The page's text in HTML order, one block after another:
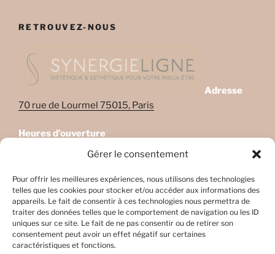
Gérer le consentement
Pour offrir les meilleures expériences, nous utilisons des technologies
telles que les cookies pour stocker et/ou accéder aux informations des
appareils. Le fait de consentir à ces technologies nous permettra de
traiter des données telles que le comportement de navigation ou les ID
uniques sur ce site. Le fait de ne pas consentir ou de retirer son
consentement peut avoir un effet négatif sur certaines
caractéristiques et fonctions.
RETROUVEZ-NOUS
Adresse
70 rue de Lourmel 75015, Paris
Heures d’ouverture
Lundi: 08:45–22:00
Mercredi: Fermé
Jeudi: 08:45-17h45
Vendredi: 08:45-17h45
Samedi: Fermé
Dimanche: Fermé